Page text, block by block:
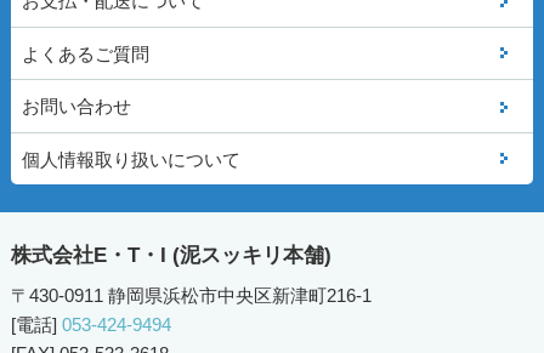
よくあるご質問
お問い合わせ
個人情報取り扱いについて
株式会社E・T・I (泥スッキリ本舗)
〒430-0911 静岡県浜松市中央区新津町216-1
[電話] 053-424-9494